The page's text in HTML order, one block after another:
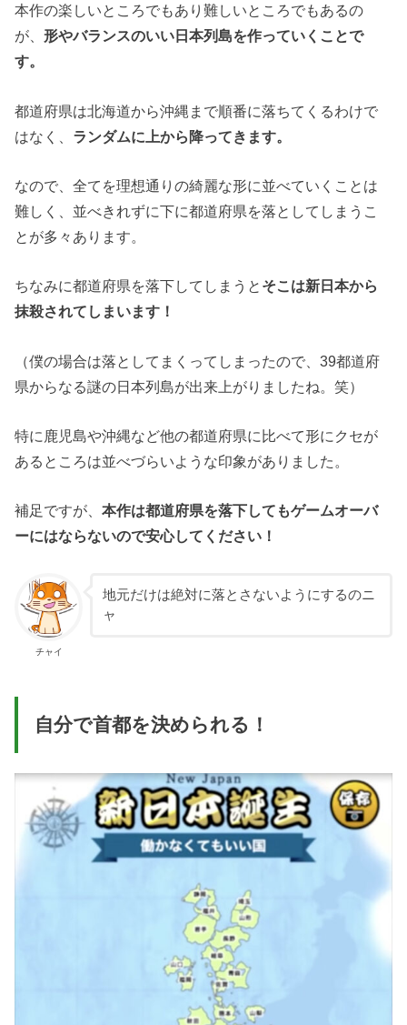
本作の楽しいところでもあり難しいところでもあるの
が、形やバランスのいい日本列島を作っていくことで
す。
都道府県は北海道から沖縄まで順番に落ちてくるわけで
はなく、 ランダムに上から降ってきます。
なので、全てを理想通りの綺麗な形に並べていくことは
難しく、並べきれずに下に都道府県を落としてしまうこ
とが多々あります。
ちなみに都道府県を落下してしまうと そこは新日本から
抹殺されてしまいます！
（僕の場合は落としてまくってしまったので、39都道府
県からなる謎の日本列島が出来上がりましたね。笑）
特に鹿児島や沖縄など他の都道府県に比べて形にクセが
あるところは並べづらいような印象がありました。
補足ですが、本作は都道府県を落下してもゲームオーバ
ーにはならないので安心してください！
チャイ
地元だけは絶対に落とさないようにするのニ
ャ
自分で首都を決められる！